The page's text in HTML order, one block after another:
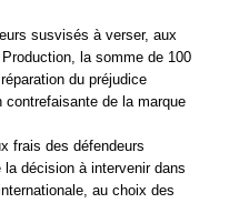
susvisés à verser, aux
la somme de 100
du préjudice
contrefaisante de la marque
frais des défendeurs
décision à intervenir dans
au choix des